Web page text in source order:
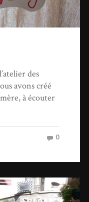
des
avons créé
à écouter
0